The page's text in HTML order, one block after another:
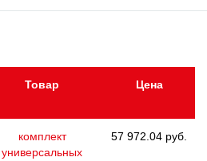
Товар Цена
комплект
универсальных
57 972.04 руб.